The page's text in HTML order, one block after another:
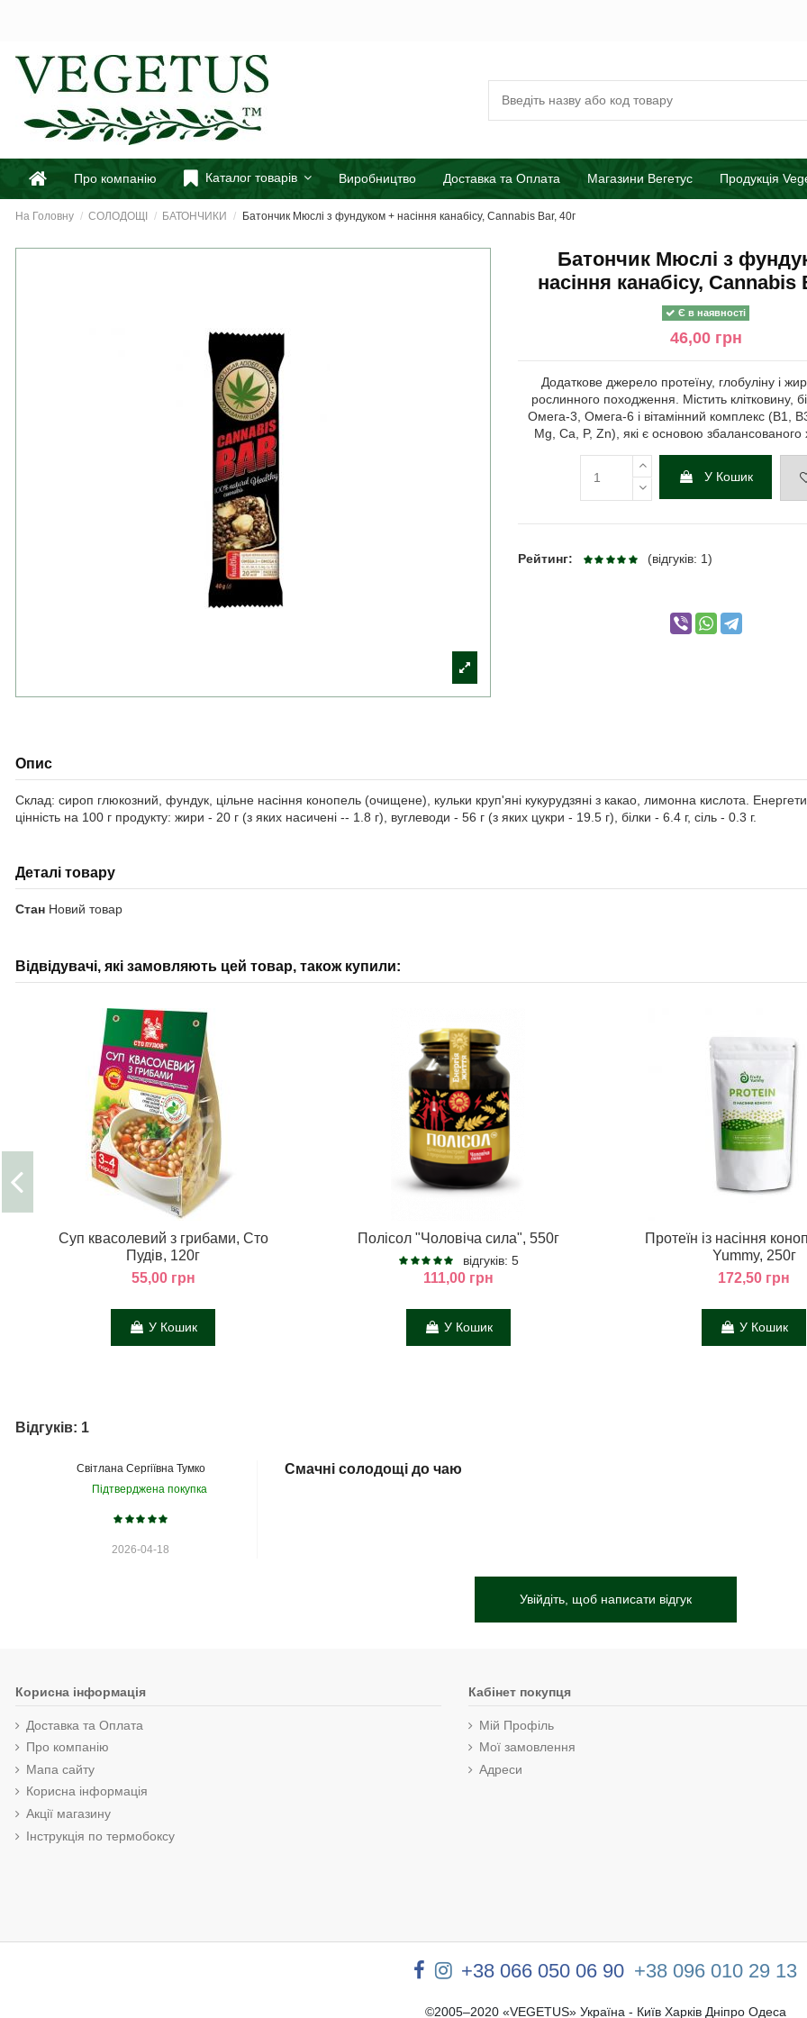
Про компанію Каталог товарів Виробництво Доставка та Оплата Магазини Вегетус Продукція
На Головну СОЛОДОЩІ БАТОНЧИКИ Батончик Мюслі з фундуком + насіння канабісу, Cannabis Bar, 40г
Батончик Мюслі з
насіння канабісу, Cannabis
Є в наявності
46,00 грн
Додаткове джерело протеїну, глобуліну і
рослинного походження. Містить клітковину,
Омега-3, Омега-6 і вітамінний комплекс (В1,
Mg, Ca, P, Zn), які є основою збалансованого
У Кошик
Рейтинг: (відгуків: 1)
Опис
Склад: сироп глюкозний, фундук, цільне насіння конопель (очищене), кульки круп'яні кукурудзяні з какао, лимонна кислота.
цінність на 100 г продукту: жири - 20 г (з яких насичені -- 1.8 г), вуглеводи - 56 г (з яких цукри - 19.5 г), білки - 6.4 г, сіль - 0.3 г.
Деталі товару
Стан Новий товар
Відвідувачі, які замовляють цей товар, також купили:
Суп квасолевий з грибами, Сто
Пудів, 120г
55,00 грн
У Кошик
Полісол "Чоловіча сила", 550г
відгуків: 5
111,00 грн
У Кошик
Протеїн із насіння
Yummy, 250г
172,50 грн
У Кошик
Відгуків: 1
Світлана Сергіївна Тумко
Підтверджена покупка
2026-04-18
Смачні солодощі до чаю
Увійдіть, щоб написати відгук
Корисна інформація
Доставка та Оплата
Про компанію
Мапа сайту
Корисна інформація
Акції магазину
Інструкція по термобоксу
Кабінет покупця
Мій Профіль
Мої замовлення
Адреси
+38 066 050 06 90 +38 096 010 29 13
©2005–2020 «VEGETUS» Україна - Київ Харків Дніпро Одеса